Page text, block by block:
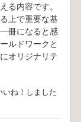
る内容です。
上で重要な基
冊になると感
ルドワークと
オリジナリテ
いね！しました